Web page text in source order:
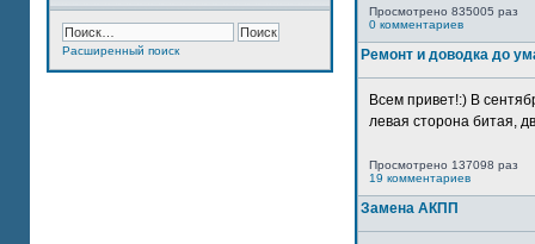
Расширенный поиск
Просмотрено 835005 раз
0 комментариев
Ремонт и доводка до
Всем привет!:) В
левая сторона битая,
Просмотрено 137098 раз
19 комментариев
Замена АКПП